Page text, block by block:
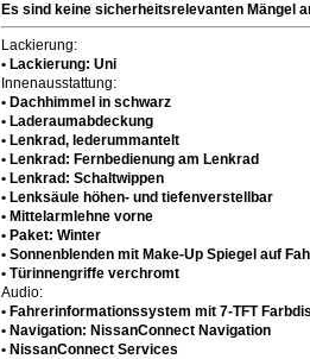
Es sind keine sicherheitsrelevanten Mängel
Lackierung:
• Lackierung: Uni
Innenausstattung:
• Dachhimmel in schwarz
• Laderaumabdeckung
• Lenkrad, lederummantelt
• Lenkrad: Fernbedienung am Lenkrad
• Lenkrad: Schaltwippen
• Lenksäule höhen- und tiefenverstellbar
• Mittelarmlehne vorne
• Paket: Winter
• Sonnenblenden mit Make-Up Spiegel auf
• Türinnengriffe verchromt
Audio:
• Fahrerinformationssystem mit 7-TFT
• Navigation: NissanConnect Navigation
• NissanConnect Services